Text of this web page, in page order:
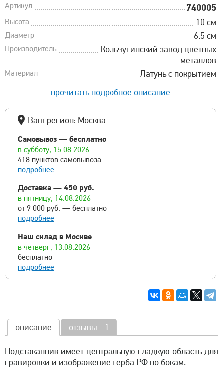
Артикул 740005
Высота 10 см
Диаметр 6.5 см
Производитель
Кольчугинский завод цветных
металлов
Материал
Латунь с покрытием
прочитать подробное описание
Ваш регион: Москва
Самовывоз — бесплатно
в субботу, 15.08.2026
418 пунктов самовывоза
подробнее
Доставка — 450 руб.
в пятницу, 14.08.2026
от 9 000 руб. — бесплатно
подробнее
Наш склад в Москве
в четверг, 13.08.2026
бесплатно
подробнее
описание отзывы - 1
Подстаканник имеет центральную гладкую область для
гравировки и изображение герба РФ по бокам.